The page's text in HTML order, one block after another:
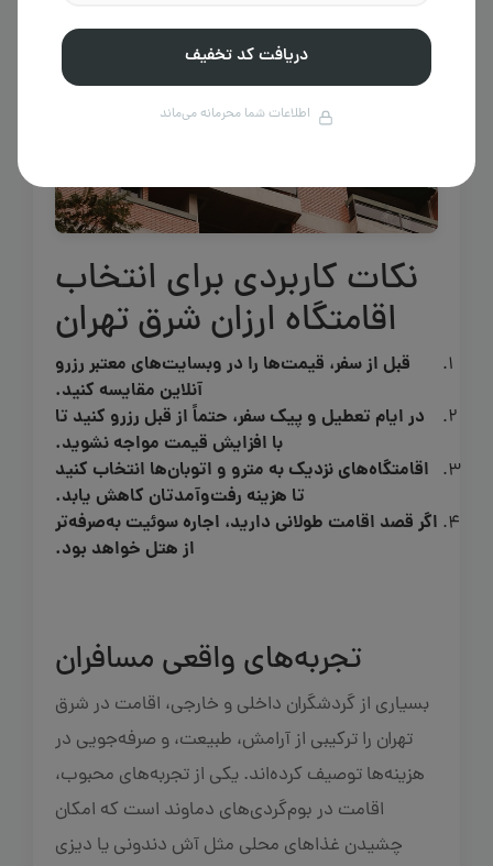
نکات کاربردی برای انتخاب
اقامتگاه ارزان شرق تهران
قبل از سفر، قیمت‌ها را در وبسایت‌های معتبر رزرو
آنلاین مقایسه کنید.
در ایام تعطیل و پیک سفر، حتماً از قبل رزرو کنید تا
با افزایش قیمت مواجه نشوید.
اقامتگاه‌های نزدیک به مترو و اتوبان‌ها انتخاب کنید
تا هزینه رفت‌وآمدتان کاهش یابد.
اگر قصد اقامت طولانی دارید، اجاره سوئیت به‌صرفه‌تر
از هتل خواهد بود.
تجربه‌های واقعی مسافران
بسیاری از گردشگران داخلی و خارجی، اقامت در شرق
تهران را ترکیبی از آرامش، طبیعت، و صرفه‌جویی در
هزینه‌ها توصیف کرده‌اند. یکی از تجربه‌های محبوب،
اقامت در بوم‌گردی‌های دماوند است که امکان
چشیدن غذاهای محلی مثل آش دندونی یا دیزی
دریافت کد تخفیف
اطلاعات شما محرمانه می‌ماند